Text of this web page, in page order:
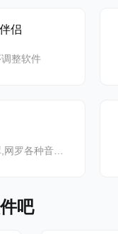
侣
整软件
千万音乐曲库,网罗各种音乐大咖！
吧